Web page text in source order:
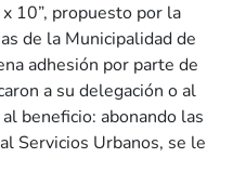
10”, propuesto por la
de la Municipalidad de
adhesión por parte de
a su delegación o al
beneficio: abonando las
Servicios Urbanos, se le